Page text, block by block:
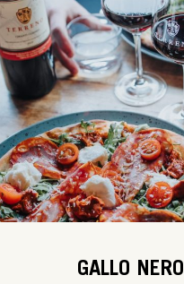
GALLO NERO